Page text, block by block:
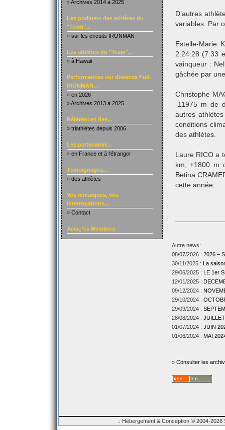
»Archives 2014 à 2025
Les podiums des athlètes du
"Team"...
» sur les circuits IRONMAN
Les athlètes du "Team"...
» à Hawaii
Performances sur distance Full-
IRONMAN...
» en 2026
»Archives 2013 à 2025
Références des...
» triathlètes depuis 2006
Les partenaires...
» en France et à l'étranger
Témoignages...
» des athlètes
Vos remarques, vos
interrogations...
» Contact
Accï¿½s Membres
D’autres
variables. Par
Estelle-Marie
2:24:28 (7:33
vainqueur :
gâchée par
Christophe
-11975 m de
autres
conditions
des athlètes.
Laure RICO a
km, +1800 m
Betina
cette année.
Autre news:
08/07/2026 : 2026 –
30/11/2025 : La
29/06/2025 : LE 1er
12/01/2025 :
09/12/2024 :
29/10/2024 :
29/09/2024 :
28/08/2024 :
01/07/2024 : JUIN
01/06/2024 : MAI
» Consulter les
.: Hébergement & Conception © 2004-